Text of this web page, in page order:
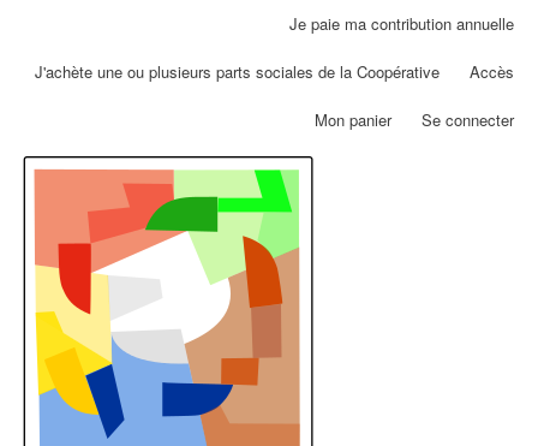
Aller
contenu
Je paie ma contribution annuelle
J'achète une ou plusieurs parts sociales de la Coopérative Accès
Mon panier Se connecter